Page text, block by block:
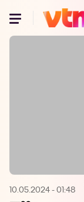
Oeps,
10.05.2024 - 01:48